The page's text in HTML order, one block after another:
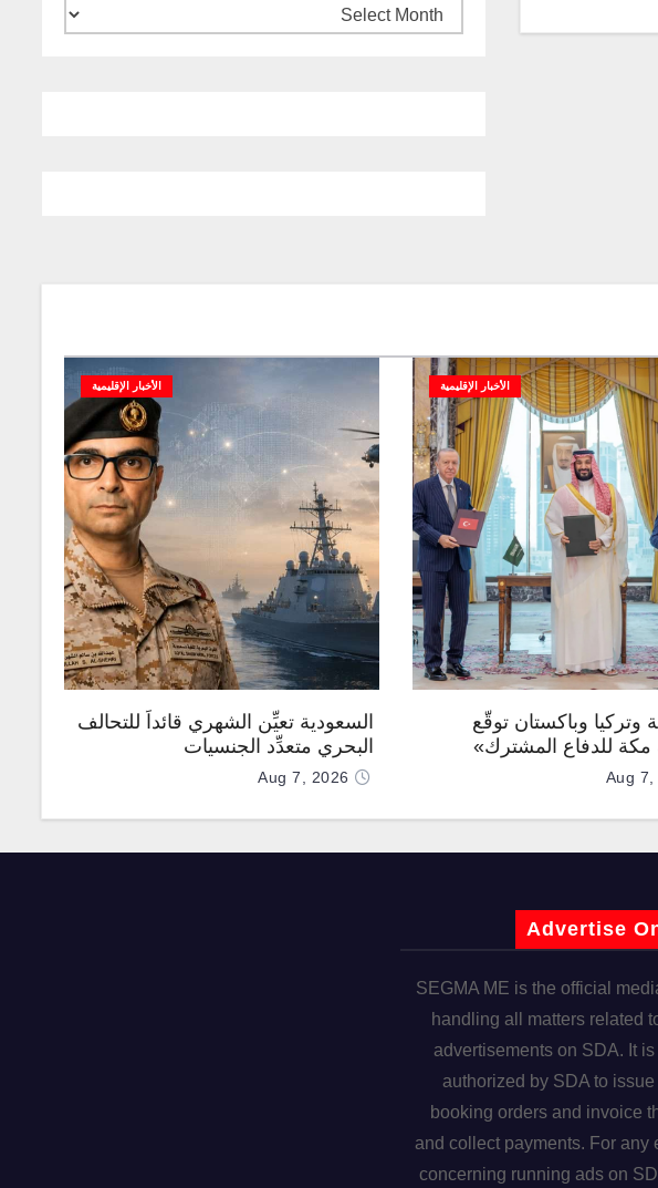
الأخبار الإقليمية
وتركيا وباكستان توقّع
مكة للدفاع المشترك»
Aug 7,
الأخبار الإقليمية
السعودية تعيِّن الشهري قائداً للتحالف
البحري متعدِّد الجنسيات
Aug 7, 2026
Advertise
SEGMA ME is the official
handling all matters related
advertisements on SDA. It
authorized by SDA to
booking orders and invoice
and collect payments. For any
concerning running ads on